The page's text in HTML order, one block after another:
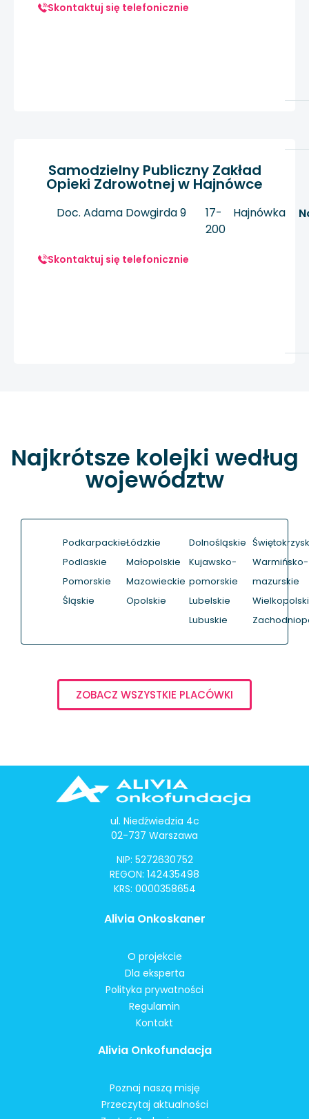
Skontaktuj się telefonicznie
Samodzielny Publiczny Zakład
Opieki Zdrowotnej w Hajnówce
Doc. Adama Dowgirda 9
17-
200
Hajnówka
Skontaktuj się telefonicznie
Najkrótsze kolejki według
województw
Podkarpackie
Podlaskie
Pomorskie
Śląskie
Łódzkie
Małopolskie
Mazowieckie
Opolskie
Dolnośląskie
Kujawsko-
pomorskie
Lubelskie
Lubuskie
Warmińsko-
mazurskie
ZOBACZ WSZYSTKIE PLACÓWKI
ul. Niedźwiedzia 4c
02-737 Warszawa
NIP: 5272630752
REGON: 142435498
KRS: 0000358654
Alivia Onkoskaner
O projekcie
Dla eksperta
Polityka prywatności
Regulamin
Kontakt
Alivia Onkofundacja
Poznaj naszą misję
Przeczytaj aktualności